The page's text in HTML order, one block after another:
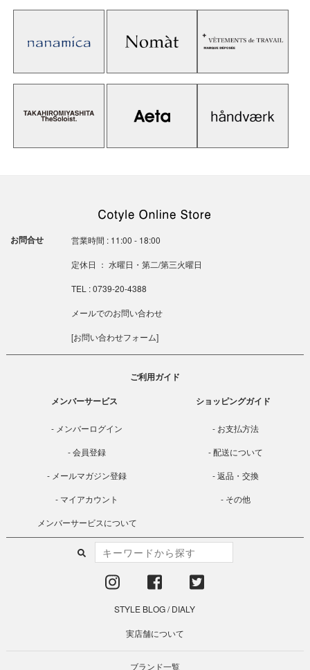
お問合せ 営業時間 : 11:00 - 18:00
定休日 ： 水曜日・第二/第三火曜日
TEL : 0739-20-4388
メールでのお問い合わせ
[お問い合わせフォーム]
ご利用ガイド
メンバーサービス
メンバーログイン
会員登録
メールマガジン登録
マイアカウント
メンバーサービスについて
ショッピングガイド
お支払方法
配送について
返品・交換
その他
STYLE BLOG/DIALY
実店舗について
ブランド一覧